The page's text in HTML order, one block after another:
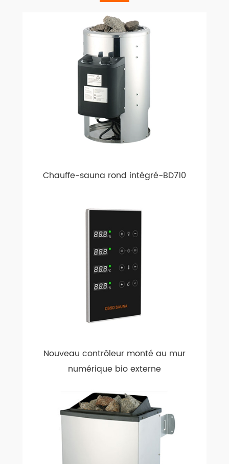
Chauffe-sauna rond intégré-BD710
Nouveau contrôleur monté au mur
numérique bio externe